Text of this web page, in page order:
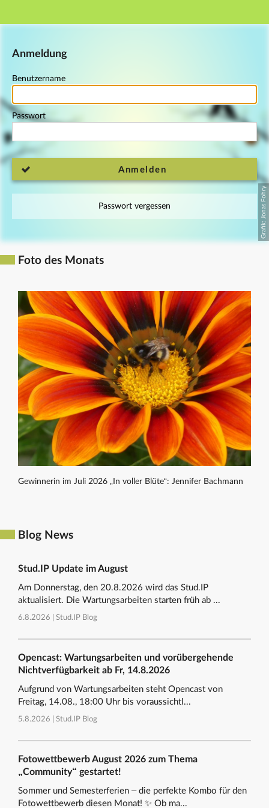
Hauptnavigation
Anmeldung
Benutzername
Passwort
Anmelden
Passwort vergessen
Foto des Monats
Gewinnerin im Juli 2026 „In voller Blüte“: Jennifer Bachmann
Blog News
Stud.IP Update im August
Am Donnerstag, den 20.8.2026 wird das Stud.IP
aktualisiert. Die Wartungsarbeiten starten früh ab ...
6.8.2026 | Stud.IP Blog
Opencast: Wartungsarbeiten und vorübergehende
Nichtverfügbarkeit ab Fr, 14.8.2026
Aufgrund von Wartungsarbeiten steht Opencast von
Freitag, 14.08., 18:00 Uhr bis voraussichtl...
5.8.2026 | Stud.IP Blog
Fotowettbewerb August 2026 zum Thema
„Community“ gestartet!
Sommer und Semesterferien – die perfekte Kombo für den
Fotowettbewerb diesen Monat! ✨ Ob ma...